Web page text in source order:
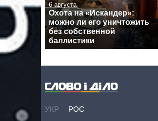
6 августа
Охота на «Искандер»:
можно ли его уничтожить
без собственной
баллистики
УКР РОС